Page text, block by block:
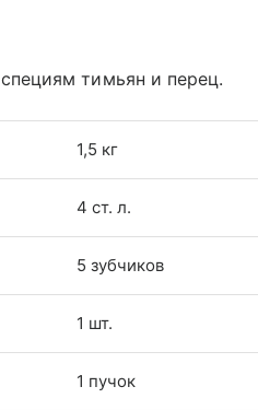
тимьян и перец.
1,5 кг
4 ст. л.
5 зубчиков
1 шт.
1 пучок